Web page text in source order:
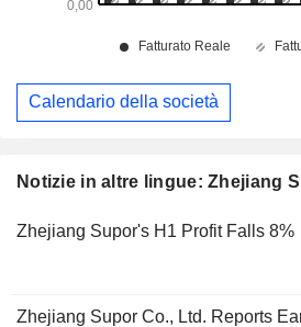
Notizie in altre lingue: Zhejiang
Zhejiang Supor's H1 Profit Falls 8%
Zhejiang Supor Co., Ltd. Reports
Calendario della società